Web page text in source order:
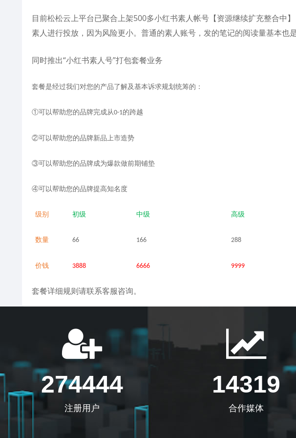
目前松松云上平台已聚合上架500多小红书素人帐号【资源继续扩充整合中
素人进行投放，因为风险更小。普通的素人账号，发的笔记的阅读量基本也
同时推出“小红书素人号”打包套餐业务
套餐是经过我们对您的产品了解及基本诉求规划统筹的：
①可以帮助您的品牌完成从0-1的跨越
②可以帮助您的品牌新品上市造势
③可以帮助您的品牌成为爆款做前期铺垫
④可以帮助您的品牌提高知名度
级别 初级 中级 高级
数量 66 166 288
价钱 3888 6666 9999
套餐详细规则请联系客服咨询。
274444
注册用户
14319
合作媒体